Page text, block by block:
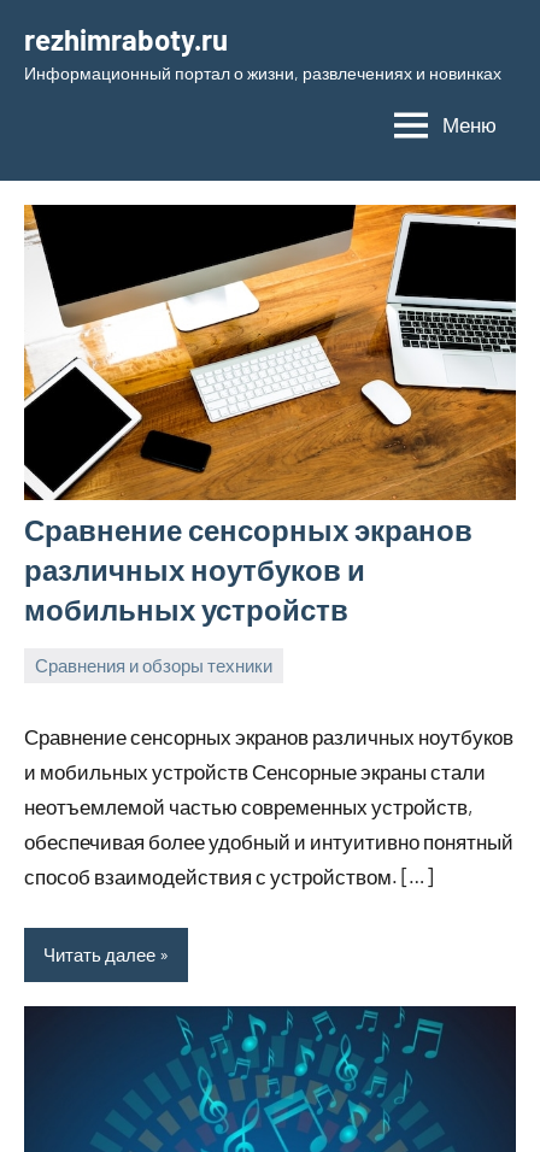
содержимому
rezhimraboty.ru
Информационный портал о жизни, развлечениях и новинках
Меню
Сравнение сенсорных экранов
различных ноутбуков и
мобильных устройств
Сравнения и обзоры техники
2024
rezhimraboty
Нет
Сравнение сенсорных экранов различных ноутбуков
и мобильных устройств Сенсорные экраны стали
неотъемлемой частью современных устройств,
обеспечивая более удобный и интуитивно понятный
способ взаимодействия с устройством. […]
Читать далее